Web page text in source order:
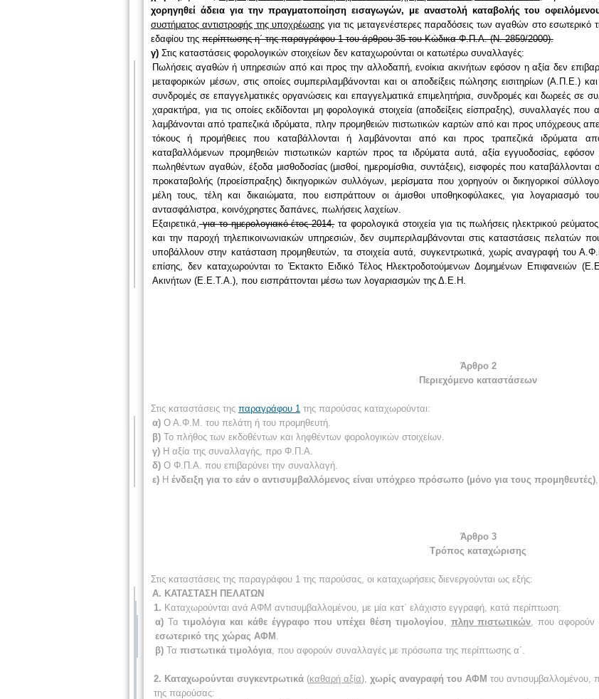
χορηγηθεί άδεια για την πραγματοποίηση εισαγωγών, με αναστολή καταβολής του
συστήματος αντιστροφής της υποχρέωσης για τις μεταγενέστερες παραδόσεις των αγαθών στο εσωτερικό
εδαφίου της περίπτωσης η΄ της παραγράφου 1 του άρθρου 35 του Κώδικα Φ.Π.Α. (Ν. 2859/2000).
γ) Στις καταστάσεις φορολογικών στοιχείων δεν καταχωρούνται οι κατωτέρω συναλλαγές:
Πωλήσεις αγαθών ή υπηρεσιών από και προς την αλλοδαπή, ενοίκια ακινήτων εφόσον η αξία δεν
μεταφορικών μέσων, στις οποίες συμπεριλαμβάνονται και οι αποδείξεις πώλησης εισιτηρίων (Α.Π.Ε.) και
συνδρομές σε επαγγελματικές οργανώσεις και επαγγελματικά επιμελητήρια, συνδρομές και δωρεές σε
χαρακτήρα, για τις οποίες εκδίδονται μη φορολογικά στοιχεία (αποδείξεις είσπραξης), συναλλαγές
λαμβάνονται από τραπεζικά ιδρύματα, πλην προμηθειών πιστωτικών καρτών από και προς υπόχρεους
τόκους ή προμήθειες που καταβάλλονται ή λαμβάνονται από και προς τραπεζικά ιδρύματα
καταβαλλόμενων προμηθειών πιστωτικών καρτών προς τα ιδρύματα αυτά, αξία εγγυοδοσίας,
πωληθέντων αγαθών, έξοδα μισθοδοσίας (μισθοί, ημερομίσθια, συντάξεις), εισφορές που
προκαταβολής (προείσπραξης) δικηγορικών συλλόγων, μερίσματα που χορηγούν οι δικηγορικοί
μέλη τους, τέλη και δικαιώματα, που εισπράττουν οι άμισθοι υποθηκοφύλακες, για λογαριασμό
αντασφάλιστρα, κοινόχρηστες δαπάνες, πωλήσεις λαχείων.
Εξαιρετικά, για το ημερολογιακό έτος 2014,τα φορολογικά στοιχεία για τις πωλήσεις ηλεκτρικού
και την παροχή τηλεπικοινωνιακών υπηρεσιών, δεν συμπεριλαμβάνονται στις καταστάσεις πελατών
υποβάλλουν στην κατά­σταση προμηθευτών, τα στοιχεία αυτά, συγκεντρωτικά, χωρίς αναγραφή του
επίσης, δεν καταχωρούνται το Έκτακτο Ειδικό Τέλος Ηλεκτροδοτούμενων Δομημένων Επιφανειών
Ακινήτων (Ε.Ε.Τ.Α.), που εισπράττονται μέσω των λογαριασμών της Δ.Ε.Η.
Άρθρο 2
Περιεχόμενο καταστάσεων
Στις καταστάσεις της παραγράφου 1 της παρούσας καταχωρούνται:
α) Ο Α.Φ.Μ. του πελάτη ή του προμηθευτή.
β) Το πλήθος των εκδοθέντων και ληφθέντων φορολογικών στοιχείων.
γ) Η αξία της συναλλαγής, προ Φ.Π.Α.
δ) Ο Φ.Π.Α. που επιβαρύνει την συναλλαγή.
ε) Η ένδειξη για το εάν ο αντισυμβαλλόμενος είναι υπόχρεο πρόσωπο (μόνο για τους προμηθευτές)
Άρθρο 3
Τρόπος καταχώρισης
Στις καταστάσεις της παραγράφου 1 της παρούσας, οι καταχωρήσεις διενεργούνται ως εξής:
Α. ΚΑΤΑΣΤΑΣΗ ΠΕΛΑΤΩΝ
1. Καταχωρούνται ανά ΑΦΜ αντισυμβαλλομένου, με μία κατ΄ ελάχιστο εγγραφή, κατά περίπτωση:
α) Τα τιμολόγια και κάθε έγγραφο που υπέχει θέση τιμολογίου πλην πιστωτικών , που αφορούν
εσωτερικό της χώρας ΑΦΜ
β) Τα πιστωτικά τιμολόγια , που αφορούν συναλλαγές με πρόσωπα της περίπτωσης α΄.
2. Καταχωρούνται συγκεντρωτικά (καθαρή αξία), χωρίς αναγραφή του ΑΦΜ του αντισυμβαλλομένου,
της παρούσας: